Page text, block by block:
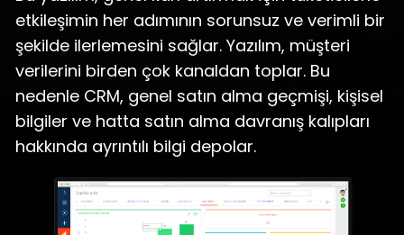
etkileşimin her adımının sorunsuz ve verimli bir
şekilde ilerlemesini sağlar. Yazılım, müşteri
verilerini birden çok kanaldan toplar. Bu
nedenle CRM, genel satın alma geçmişi, kişisel
bilgiler ve hatta satın alma davranış kalıpları
hakkında ayrıntılı bilgi depolar.